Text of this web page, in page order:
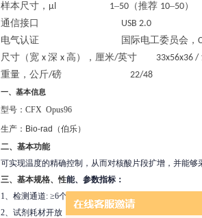
样本尺寸， µl 1–50 （推荐 10–50）
通信接口
USB 2.0
电气认证
国际电工委员会，
尺寸（宽 x 深 x 高），厘米/英寸 33x56x36 /
重量，公斤/磅 22/48
一、基本信息
型号： CFX Opus96
生产： Bio-rad
（伯乐）
二、基本功能
可实现温度的精确控制，从而对核酸片段扩增，并能够
三、基本规格、性能、参数指标：
1、检测通道: ≥6个
2、试剂耗材开放：可使用0.2ml单管、八联管、96孔板